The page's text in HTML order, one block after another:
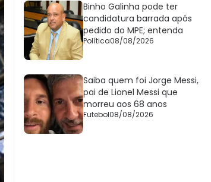
Binho Galinha pode ter
candidatura barrada após
pedido do MPE; entenda
Política08/08/2026
Saiba quem foi Jorge Messi,
pai de Lionel Messi que
morreu aos 68 anos
Futebol08/08/2026